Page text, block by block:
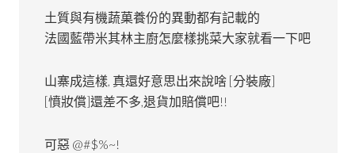
土質與有機蔬菓養份的異動都有記載的
法國藍帶米其林主廚怎麼樣挑菜大家就看一下吧
山寨成這樣, 真還好意思出來說啥 [分裝廠]
[憤妝償]還差不多,退貨加賠償吧!!
可惡 @#$%~!